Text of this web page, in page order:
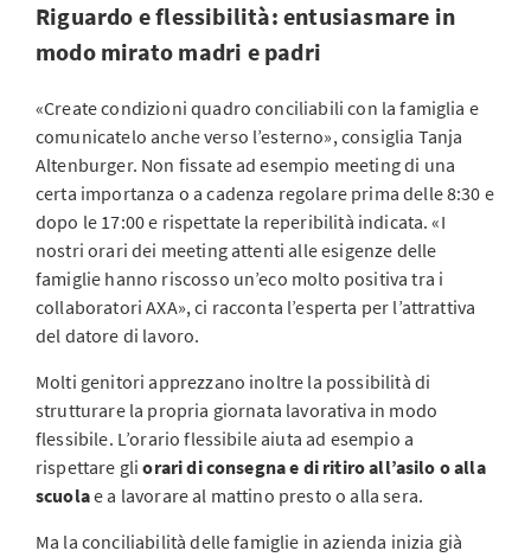
Riguardo e flessibilità: entusiasmare in
modo mirato madri e padri
«Create condizioni quadro conciliabili con la famiglia e
comunicatelo anche verso l’esterno», consiglia Tanja
Altenburger. Non fissate ad esempio meeting di una
certa importanza o a cadenza regolare prima delle 8:30 e
dopo le 17:00 e rispettate la reperibilità indicata. «I
nostri orari dei meeting attenti alle esigenze delle
famiglie hanno riscosso un’eco molto positiva tra i
collaboratori AXA», ci racconta l’esperta per l’attrattiva
del datore di lavoro.
Molti genitori apprezzano inoltre la possibilità di
strutturare la propria giornata lavorativa in modo
flessibile. L’orario flessibile aiuta ad esempio a
rispettare gliorari di consegna e di ritiro all’asilo o alla
scuolae a lavorare al mattino presto o alla sera.
Ma la conciliabilità delle famiglie in azienda inizia già